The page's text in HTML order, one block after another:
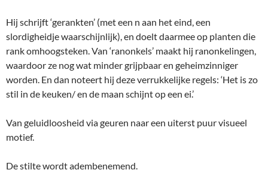
Hij schrijft ‘gerankten’ (met een n aan het eind, een
slordigheidje waarschijnlijk), en doelt daarmee op planten die
rank omhoogsteken. Van ‘ranonkels’ maakt hij ranonkelingen,
waardoor ze nog wat minder grijpbaar en geheimzinniger
worden. En dan noteert hij deze verrukkelijke regels: ‘Het is zo
stil in de keuken/ en de maan schijnt op een ei.’
Van geluidloosheid via geuren naar een uiterst puur visueel
motief.
De stilte wordt adembenemend.